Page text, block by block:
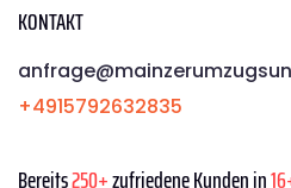
KONTAKT
+4915792632835
Bereits250+zufriedene Kunden in